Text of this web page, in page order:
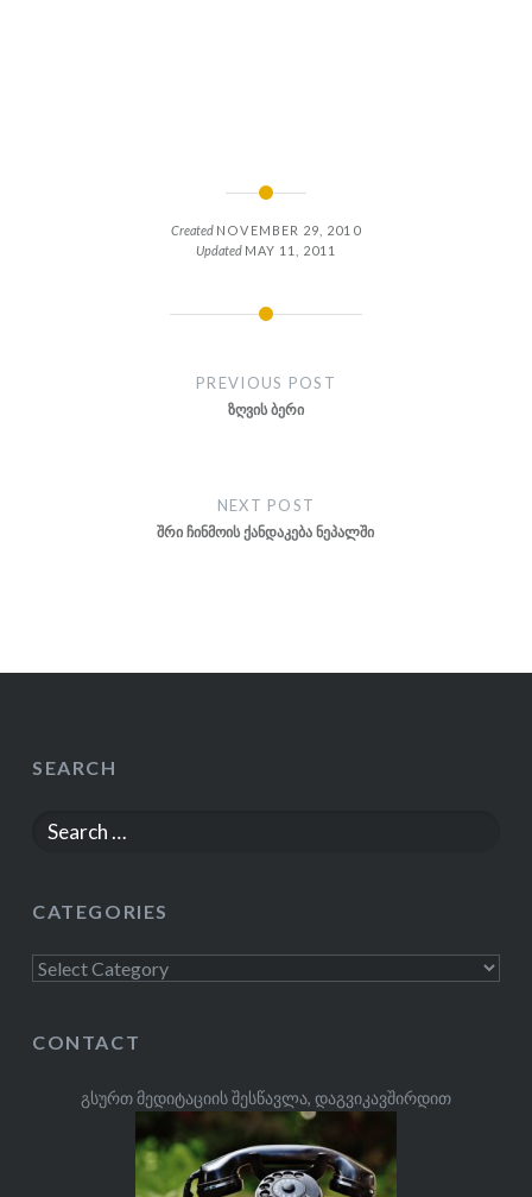
Created NOVEMBER 29, 2010
Updated MAY 11, 2011
PREVIOUS POST
ზღვის ბერი
NEXT POST
შრი ჩინმოის ქანდაკება ნეპალში
SEARCH
Search
CATEGORIES
Categories
CONTACT
გსურთ მედიტაციის შესწავლა, დაგვიკავშირდით